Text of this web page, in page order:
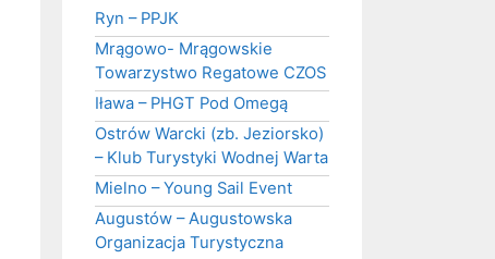
Ryn – PPJK
Mrągowo- Mrągowskie
Towarzystwo Regatowe CZOS
Iława – PHGT Pod Omegą
Ostrów Warcki (zb. Jeziorsko)
– Klub Turystyki Wodnej Warta
Mielno – Young Sail Event
Augustów – Augustowska
Organizacja Turystyczna